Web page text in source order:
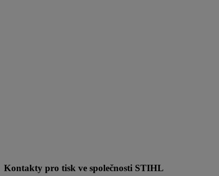
Kontakty pro tisk ve společnosti STIHL